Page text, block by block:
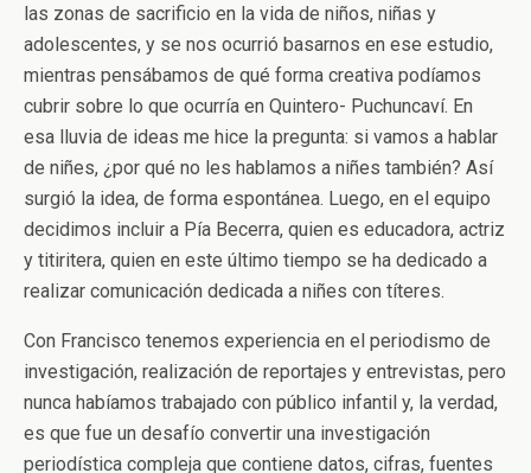
las zonas de sacrificio en la vida de niños, niñas y
adolescentes, y se nos ocurrió basarnos en ese estudio,
mientras pensábamos de qué forma creativa podíamos
cubrir sobre lo que ocurría en Quintero- Puchuncaví. En
esa lluvia de ideas me hice la pregunta: si vamos a hablar
de niñes, ¿por qué no les hablamos a niñes también? Así
surgió la idea, de forma espontánea. Luego, en el equipo
decidimos incluir a Pía Becerra, quien es educadora, actriz
y titiritera, quien en este último tiempo se ha dedicado a
realizar comunicación dedicada a niñes con títeres.
Con Francisco tenemos experiencia en el periodismo de
investigación, realización de reportajes y entrevistas, pero
nunca habíamos trabajado con público infantil y, la verdad,
es que fue un desafío convertir una investigación
periodística compleja que contiene datos, cifras, fuentes